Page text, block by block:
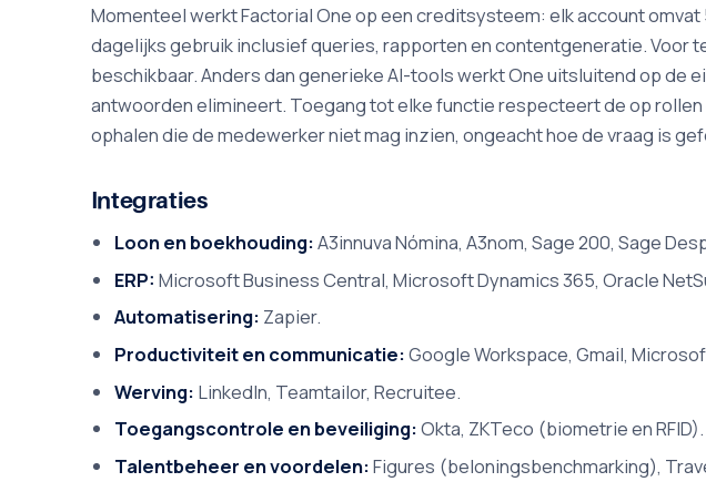
Momenteel werkt Factorial One op een creditsysteem: elk account
dagelijks gebruik inclusief queries, rapporten en contentgeneratie. Voor
beschikbaar. Anders dan generieke AI-tools werkt One uitsluitend op
antwoorden elimineert. Toegang tot elke functie respecteert de op
ophalen die de medewerker niet mag inzien, ongeacht hoe de vraag is
Integraties
Loon en boekhouding:A3innuva Nómina, A3nom, Sage 200, Sage
ERP: Microsoft Business Central, Microsoft Dynamics 365, Oracle
Automatisering: Zapier.
Productiviteit en communicatie:Google Workspace, Gmail,
Werving: LinkedIn, Teamtailor, Recruitee.
Toegangscontrole en beveiliging:Okta, ZKTeco (biometrie en RFID).
Talentbeheer en voordelen:Figures (beloningsbenchmarking),